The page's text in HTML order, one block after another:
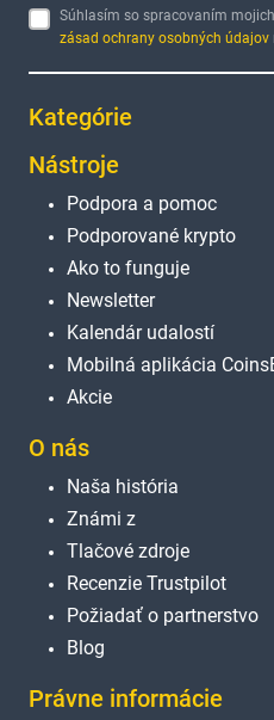
Súhlasím so spracovaním
zásad ochrany osobných údajov
Kategórie
Nástroje
Podpora a pomoc
Podporované krypto
Ako to funguje
Newsletter
Kalendár udalostí
Mobilná aplikácia
Akcie
O nás
Naša história
Známi z
Tlačové zdroje
Recenzie Trustpilot
Požiadať o partnerstvo
Blog
Právne informácie